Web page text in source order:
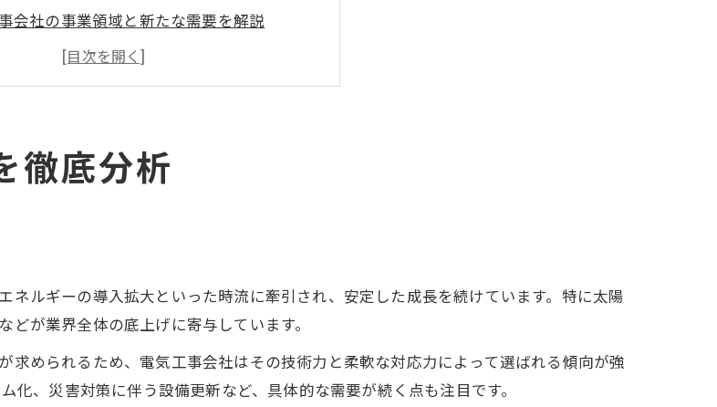
会社の事業領域と新たな需要を解説
事会社ランキングから見る業界の現状
会社 売上ランキングで分かる勢力図
まで電気工事会社の特徴
会社 大手の強みと選ばれる理由とは
会社の一覧で幅広い企業を知ろう
ランキングの見方を解説
会社ランキングで注目すべき指標とは
徹底分析
ルギーの導入拡大といった時流に牽引され、安定した成長を続けています。特に太陽
が業界全体の底上げに寄与しています。
められるため、電気工事会社はその技術力と柔軟な対応力によって選ばれる傾向が強
化、災害対策に伴う設備更新など、具体的な需要が続く点も注目です。